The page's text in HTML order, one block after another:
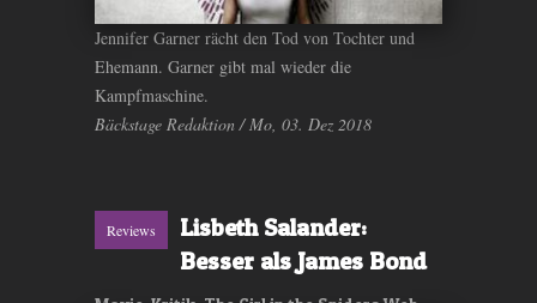
Jennifer Garner rächt den Tod von Tochter und
Ehemann. Garner gibt mal wieder die
Kampfmaschine.
Bäckstage Redaktion / Mo, 03. Dez 2018
Reviews
Lisbeth Salander:
Besser als James Bond